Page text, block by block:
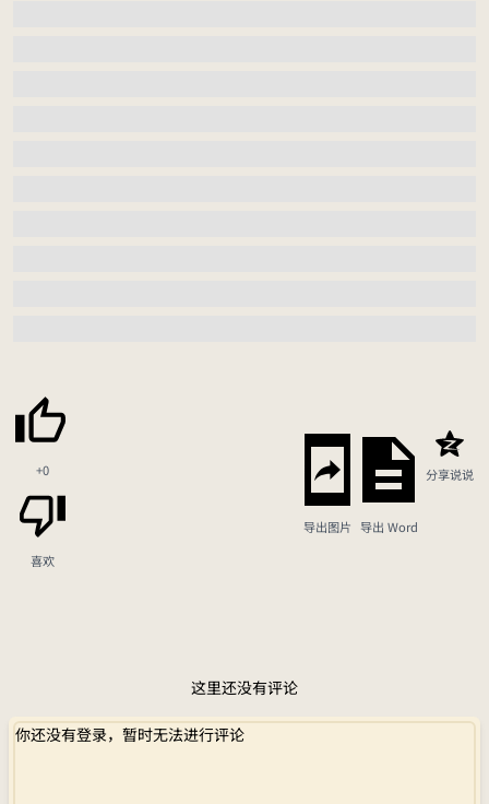
+0
喜欢
导出图片 导出 Word
分享说说
这里还没有评论
你还没有登录，暂时无法进行评论